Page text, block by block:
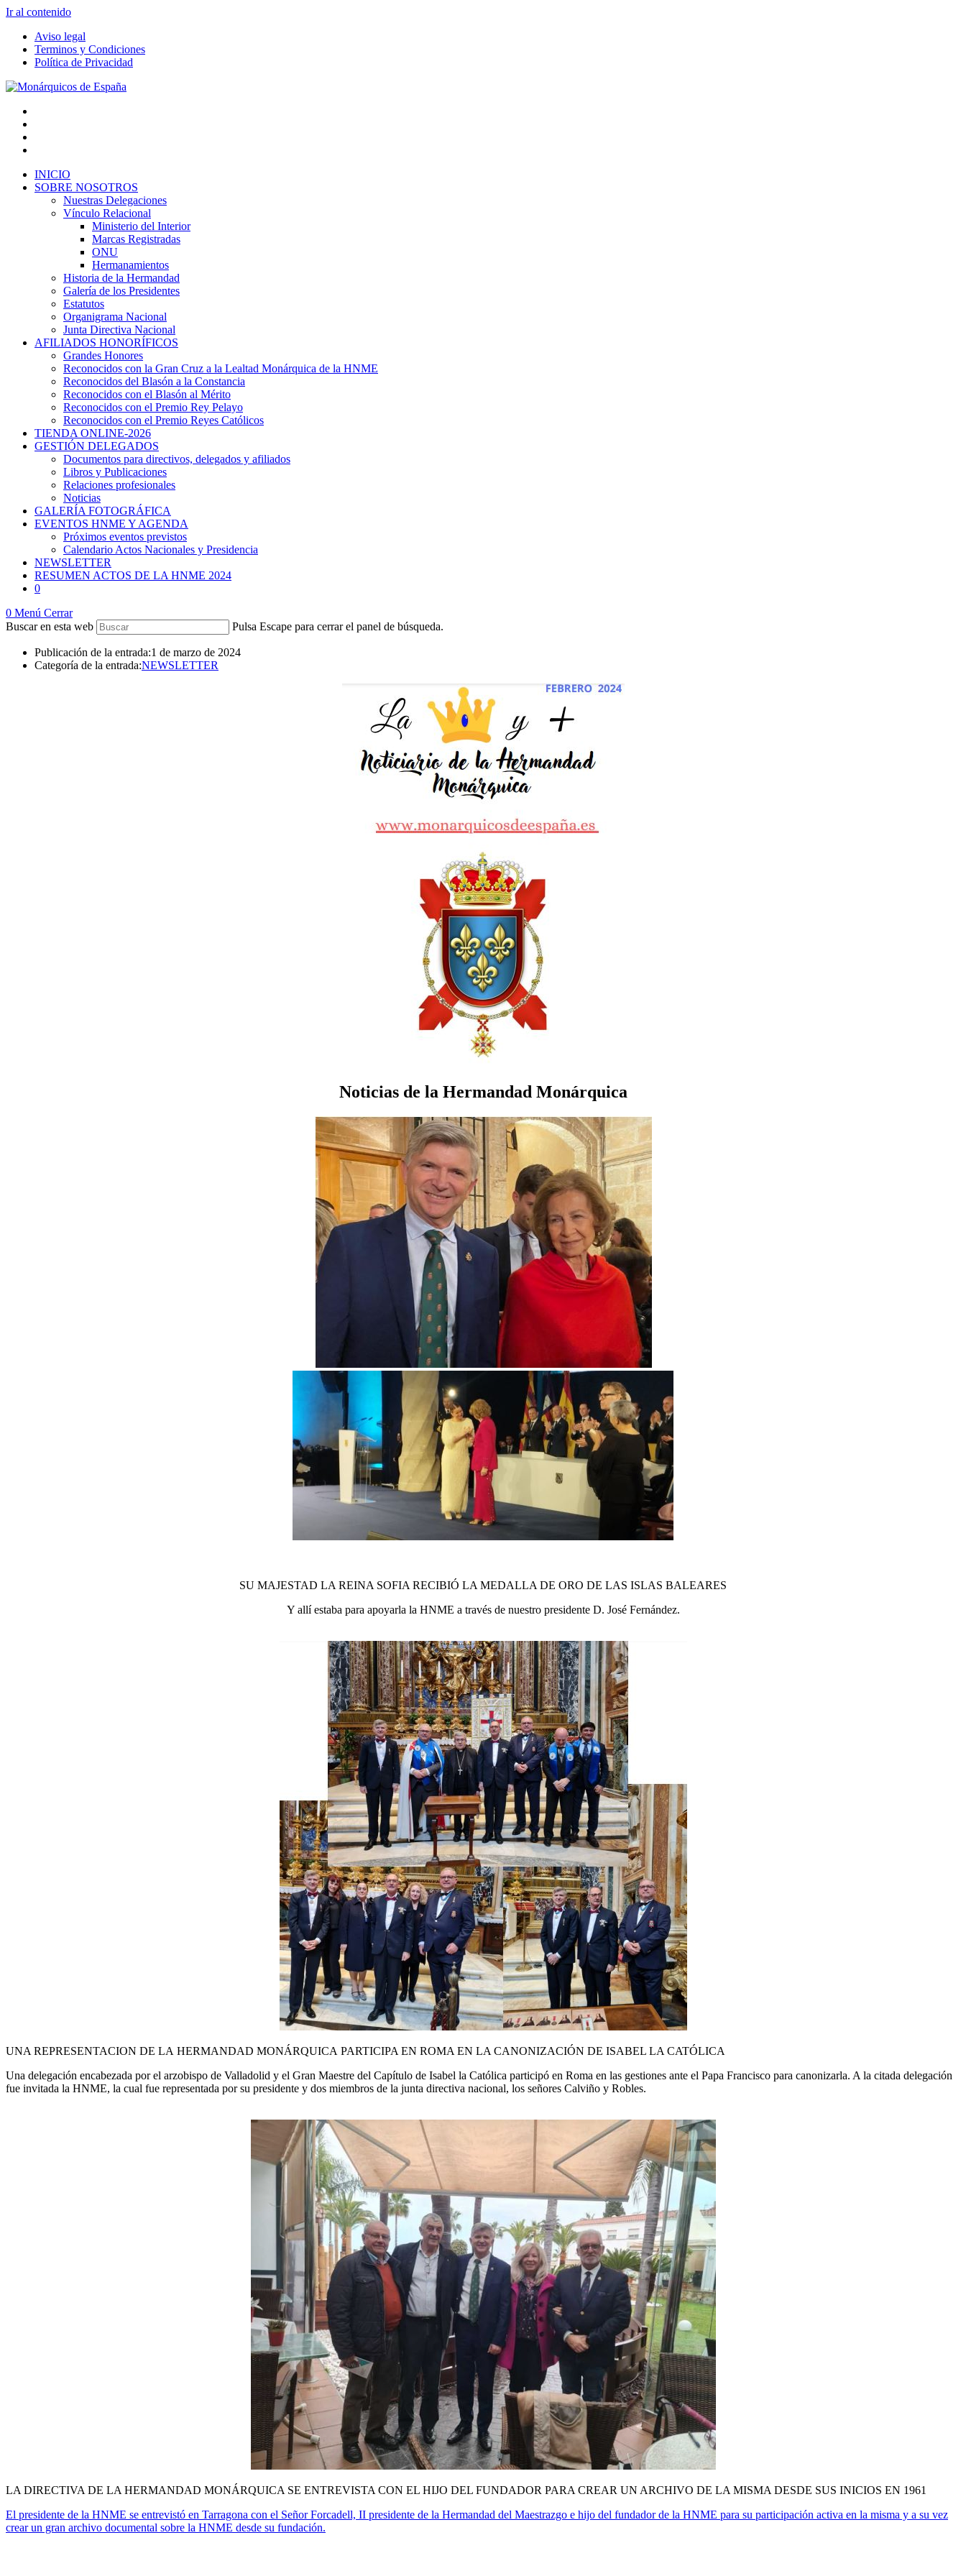
Ir al contenido
Aviso legal
Terminos y Condiciones
Política de Privacidad
INICIO
SOBRE NOSOTROS
Nuestras Delegaciones
Vínculo Relacional
Ministerio del Interior
Marcas Registradas
ONU
Hermanamientos
Historia de la Hermandad
Galería de los Presidentes
Estatutos
Organigrama Nacional
Junta Directiva Nacional
AFILIADOS HONORÍFICOS
Grandes Honores
Reconocidos con la Gran Cruz a la Lealtad Monárquica de la HNME
Reconocidos del Blasón a la Constancia
Reconocidos con el Blasón al Mérito
Reconocidos con el Premio Rey Pelayo
Reconocidos con el Premio Reyes Católicos
TIENDA ONLINE-2026
GESTIÓN DELEGADOS
Documentos para directivos, delegados y afiliados
Libros y Publicaciones
Relaciones profesionales
Noticias
GALERÍA FOTOGRÁFICA
EVENTOS HNME Y AGENDA
Próximos eventos previstos
Calendario Actos Nacionales y Presidencia
NEWSLETTER
RESUMEN ACTOS DE LA HNME 2024
0
0 Menú Cerrar
Buscar en esta web
Pulsa Escape para cerrar el panel de búsqueda.
Publicación de la entrada:1 de marzo de 2024
Categoría de la entrada:NEWSLETTER
Noticias de la Hermandad Monárquica
SU MAJESTAD LA REINA SOFIA RECIBIÓ LA MEDALLA DE ORO DE LAS ISLAS BALEARES
Y allí estaba para apoyarla la HNME a través de nuestro presidente D. José Fernández.
UNA REPRESENTACION DE LA HERMANDAD MONÁRQUICA PARTICIPA EN ROMA EN LA CANONIZACIÓN DE ISABEL LA CATÓLICA
Una delegación encabezada por el arzobispo de Valladolid y el Gran Maestre del Capítulo de Isabel la Católica participó en Roma en las gestiones ante el Papa Francisco para canonizarla. A la citada delegación
fue invitada la HNME, la cual fue representada por su presidente y dos miembros de la junta directiva nacional, los señores Calviño y Robles.
LA DIRECTIVA DE LA HERMANDAD MONÁRQUICA SE ENTREVISTA CON EL HIJO DEL FUNDADOR PARA CREAR UN ARCHIVO DE LA MISMA DESDE SUS INICIOS EN 1961
El presidente de la HNME se entrevistó en Tarragona con el Señor Forcadell, II presidente de la Hermandad del Maestrazgo e hijo del fundador de la HNME para su participación activa en la misma y a su vez
crear un gran archivo documental sobre la HNME desde su fundación.